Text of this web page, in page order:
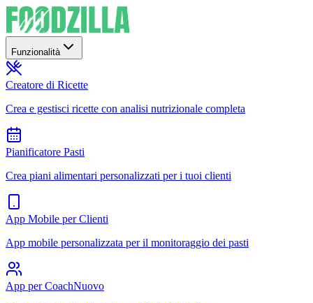
Funzionalità
Creatore di Ricette
Crea e gestisci ricette con analisi nutrizionale completa
Pianificatore Pasti
Crea piani alimentari personalizzati per i tuoi clienti
App Mobile per Clienti
App mobile personalizzata per il monitoraggio dei pasti
App per CoachNuovo